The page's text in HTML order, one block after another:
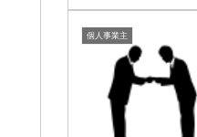
個人事業主